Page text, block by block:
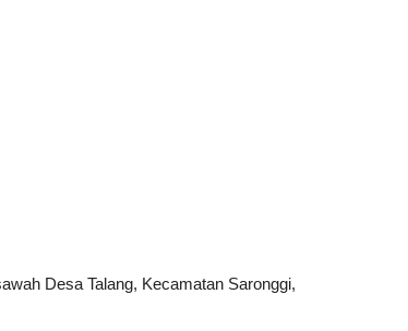
Desa Talang, Kecamatan Saronggi,